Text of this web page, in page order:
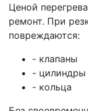
Ценой
ремонт. При
повреждаются:
- клапаны
- цилиндры
- кольца